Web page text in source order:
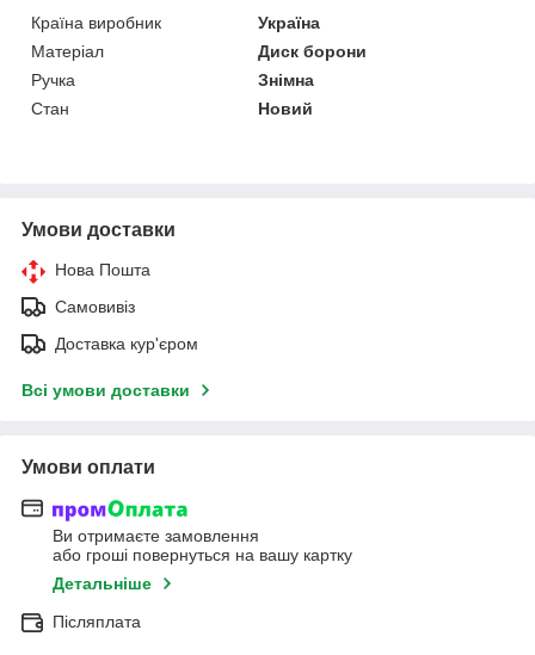
Країна виробник
Україна
Матеріал
Диск борони
Ручка
Знімна
Стан
Новий
Умови доставки
Нова Пошта
Самовивіз
Доставка кур'єром
Всі умови доставки
Умови оплати
Ви отримаєте замовлення
або гроші повернуться на вашу картку
Детальніше
Післяплата